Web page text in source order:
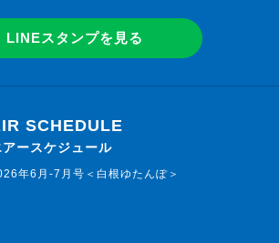
LINEスタンプを見る
SCHEDULE
アースケジュール
年6月-7月号＜白根ゆたんぽ＞